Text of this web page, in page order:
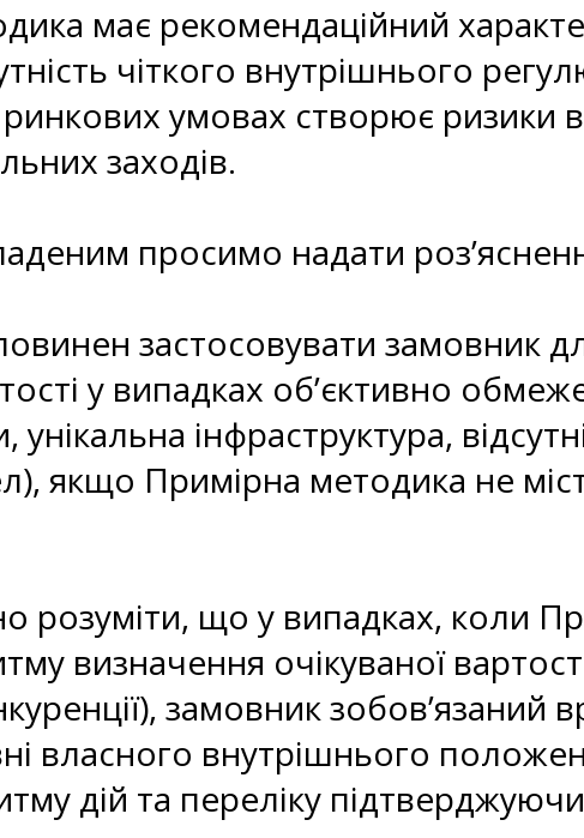
має рекомендаційний
чіткого внутрішнього
ринкових умовах створює
заходів.
просимо надати
застосовувати замовник
у випадках об’єктивно
інфраструктура,
якщо Примірна методика не
розуміти, що у випадках, коли
визначення очікуваної
замовник зобов’язаний
власного внутрішнього
дій та переліку